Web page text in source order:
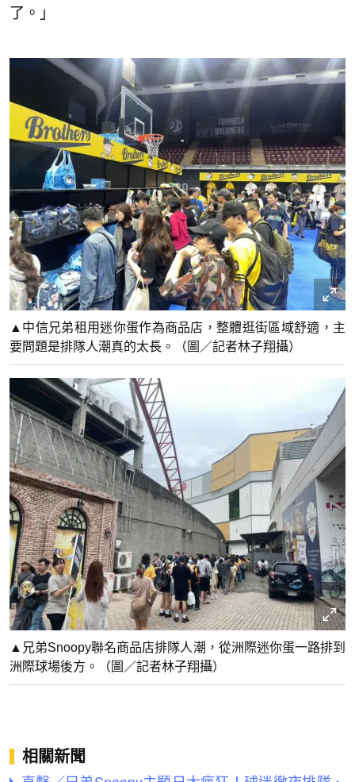
了。」
▲中信兄弟租用迷你蛋作為商品店，整體逛街區域舒適，主
要問題是排隊人潮真的太長。（圖／記者林子翔攝）
▲兄弟Snoopy聯名商品店排隊人潮，從洲際迷你蛋一路排到
洲際球場後方。（圖／記者林子翔攝）
相關新聞